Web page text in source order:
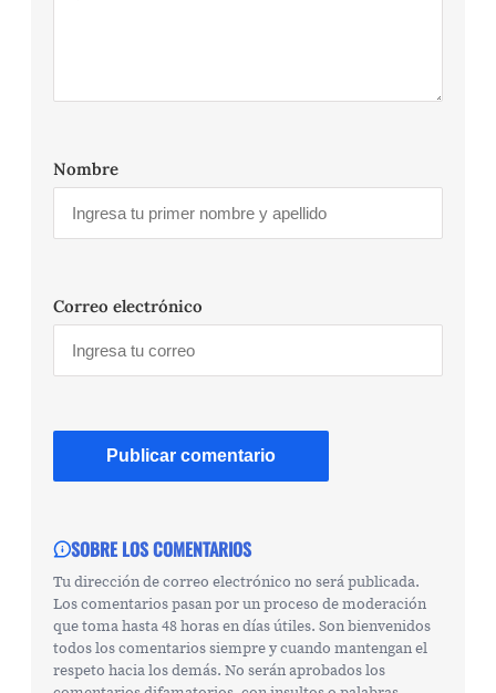
Nombre
Correo electrónico
SOBRE LOS COMENTARIOS
Tu dirección de correo electrónico no será publicada.
Los comentarios pasan por un proceso de moderación
que toma hasta 48 horas en días útiles. Son bienvenidos
todos los comentarios siempre y cuando mantengan el
respeto hacia los demás. No serán aprobados los